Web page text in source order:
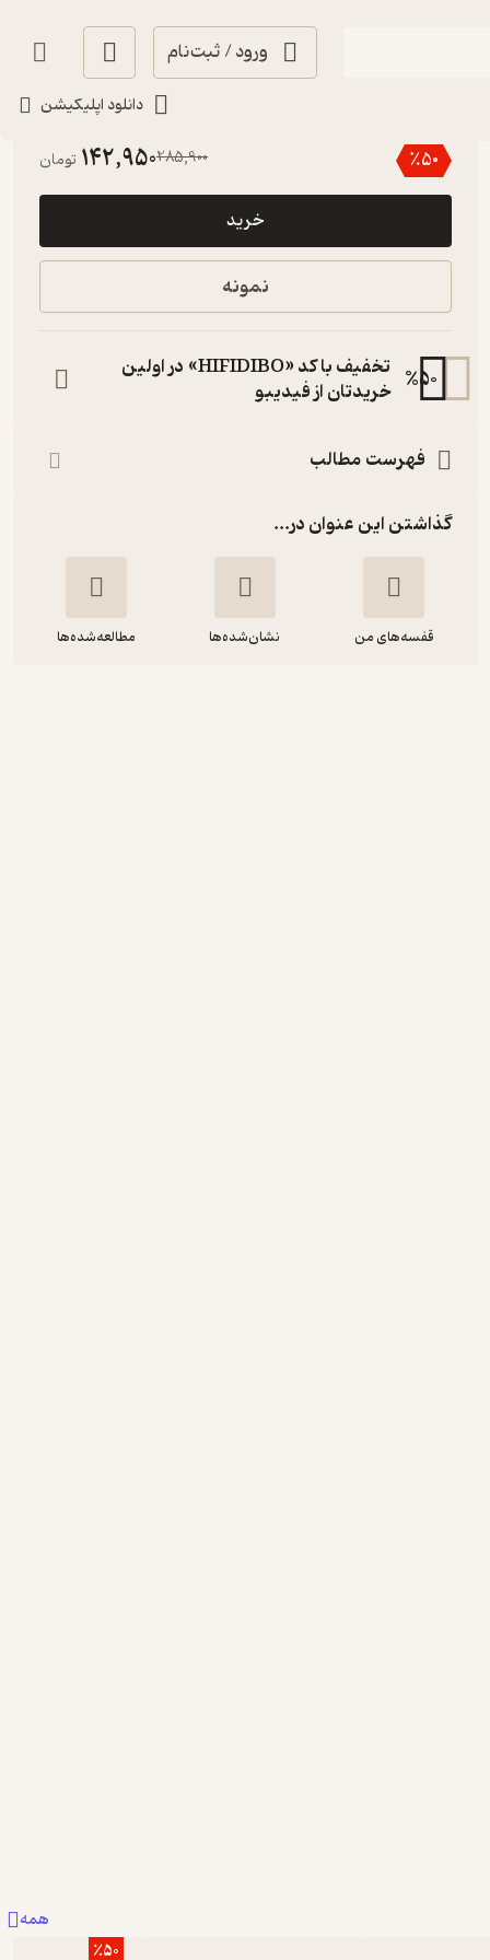
ورود / ثبت‌نام
دانلود اپلیکیشن
٪50
285,900
142,950 تومان
خرید
نمونه
%50
تخفیف با کد «HIFIDIBO» در اولین
خریدتان از فیدیبو
فهرست مطالب
گذاشتن این عنوان در...
قفسه‌های من نشان‌شده‌ها مطالعه‌شده‌ها
همه
٪50